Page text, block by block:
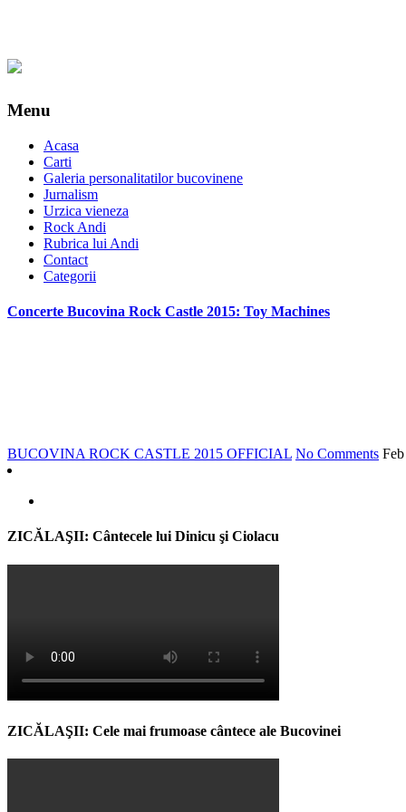
Menu
Acasa
Carti
Galeria personalitatilor bucovinene
Jurnalism
Urzica vieneza
Rock Andi
Rubrica lui Andi
Contact
Categorii
Concerte Bucovina Rock Castle 2015: Toy Machines
BUCOVINA ROCK CASTLE 2015 OFFICIAL No Comments Feb
ZICĂLAŞII: Cântecele lui Dinicu şi Ciolacu
ZICĂLAŞII: Cele mai frumoase cântece ale Bucovinei